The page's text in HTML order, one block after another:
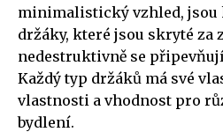
minimalistický vzhled,
držáky, které jsou skryté za
nedestruktivně se
Každý typ držáků má své
vlastnosti a vhodnost pro
bydlení.